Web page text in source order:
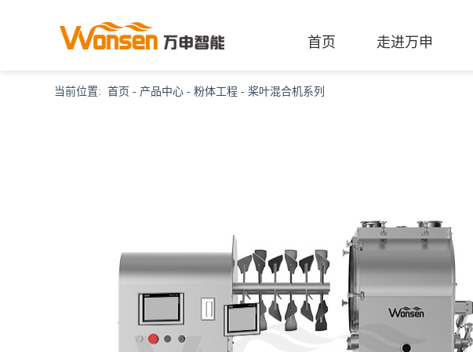
首页 走进万申
当前位置: 首页 - 产品中心 - 粉体工程 - 桨叶混合机系列